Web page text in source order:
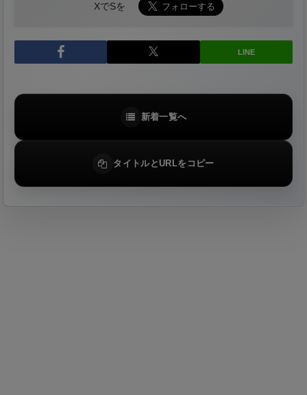
XでSを
LINE
新着一覧へ
タイトルとURLをコピー